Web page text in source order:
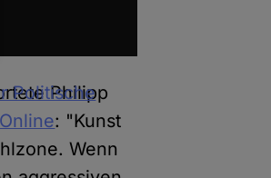
Politische
Philipp
: "Kunst
Wenn